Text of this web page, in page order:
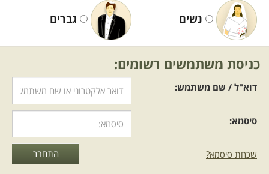
נשים גברים
כניסת משתמשים רשומים:
דוא"ל / שם משתמש:
סיסמא:
שכחת סיסמא?